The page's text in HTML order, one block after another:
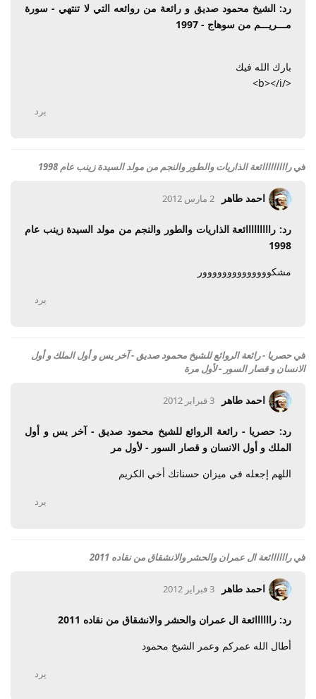
رد: الشيخ محمود صديق و رائعة من روائعه التي لا تنتهي - سورة
مـــريـــم من سوهاج - 1997
بارك الله فيك
</b></i>
يرد
فيرااااااااائعة الذاريات والطور والنجم من مولد السيدة زينب عام 1998
احمد طاهر 2 مارس 2012
رد: رااااااااائعة الذاريات والطور والنجم من مولد السيدة زينب عام
1998
مشكوووووووووووووور
يرد
فيحصريا - رائعة الروائع للشيخ محمود صديق - آخر يس و أول الملك و أول
الانسان و قصار السور - لأول مرة
احمد طاهر 3 فبراير 2012
رد: حصريا - رائعة الروائع للشيخ محمود صديق - آخر يس و أول
الملك و أول الانسان و قصار السور - لأول مر
اللهم إجعله في ميزان حسناتك أخي الكريم
يرد
فيراااااائعة ال عمران والحشر والانشقاق من نقاده 2011
احمد طاهر 3 فبراير 2012
رد: راااااائعة ال عمران والحشر والانشقاق من نقاده 2011
أطال الله عمركم وعمر الشيخ محمود
يرد